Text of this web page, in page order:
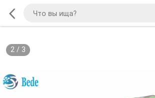
2/ 3